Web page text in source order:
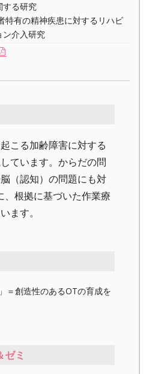
する研究
特有の精神疾患に対するリハビ
ン介入研究
こる加齢障害に対する
ています。からだの問
（認知）の問題にも対
、根拠に基づいた作業療
ます。
＝創造性のあるOTの育成を
ゼミ